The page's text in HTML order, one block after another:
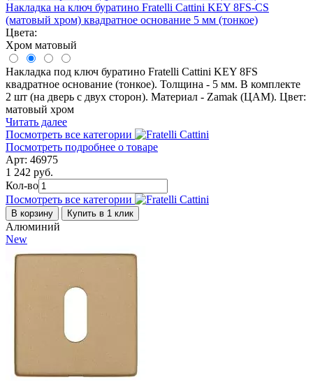
Накладка на ключ буратино Fratelli Cattini KEY 8FS-CS
(матовый хром) квадратное основание 5 мм (тонкое)
Цвета:
Хром матовый
Накладка под ключ буратино Fratelli Cattini KEY 8FS
квадратное основание (тонкое). Толщина - 5 мм. В комплекте
2 шт (на дверь с двух сторон). Материал - Zamak (ЦАМ). Цвет:
матовый хром
Читать далее
Посмотреть все категории
Посмотреть подробнее о товаре
Арт: 46975
1 242 руб.
Кол-во
Посмотреть все категории
В корзину Купить в 1 клик
Алюминий
New